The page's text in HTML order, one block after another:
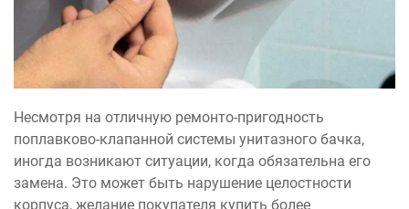
Несмотря на отличную ремонто-пригодность
поплавково-клапанной системы унитазного бачка,
иногда возникают ситуации, когда обязательна его
замена. Это может быть нарушение целостности
корпуса, желание покупателя купить более